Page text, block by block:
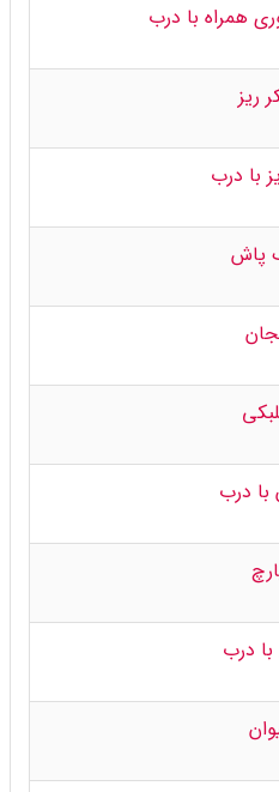
همراه با درب
ریز
با درب
پاش
با درب
با درب